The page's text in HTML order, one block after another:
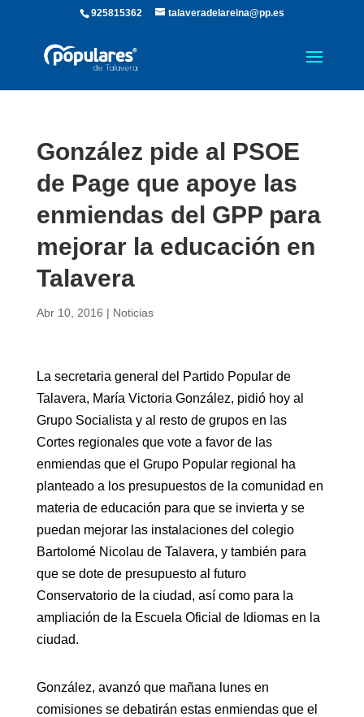
925815362 talaveradelareina@pp.es
González pide al PSOE
de Page que apoye las
enmiendas del GPP para
mejorar la educación en
Talavera
Abr 10, 2016 | Noticias
La secretaria general del Partido Popular de
Talavera, María Victoria González, pidió hoy al
Grupo Socialista y al resto de grupos en las
Cortes regionales que vote a favor de las
enmiendas que el Grupo Popular regional ha
planteado a los presupuestos de la comunidad en
materia de educación para que se invierta y se
puedan mejorar las instalaciones del colegio
Bartolomé Nicolau de Talavera, y también para
que se dote de presupuesto al futuro
Conservatorio de la ciudad, así como para la
ampliación de la Escuela Oficial de Idiomas en la
ciudad.
González, avanzó que mañana lunes en
comisiones se debatirán estas enmiendas que el